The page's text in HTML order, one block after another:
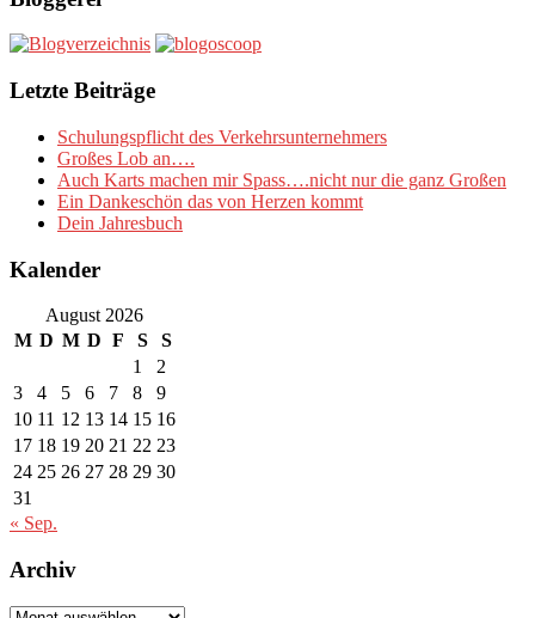
Letzte Beiträge
Schulungspflicht des Verkehrsunternehmers
Großes Lob an….
Auch Karts machen mir Spass….nicht nur die ganz Großen
Ein Dankeschön das von Herzen kommt
Dein Jahresbuch
Kalender
August 2026
M D M D F S
S
1
2
3
4 5 6 7 8
9
10 11 12 13 14 15 16
17 18 19 20 21 22 23
24 25 26 27 28 29 30
31
« Sep.
Archiv